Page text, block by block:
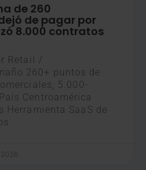
de 260
de pagar por
8.000 contratos
Retail /
260+ puntos de
5.000-
Centroamérica
Herramienta SaaS de